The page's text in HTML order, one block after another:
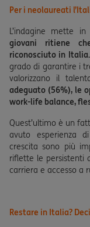
Per i neolaureati
L’indagine mette
giovani ritiene
riconosciuto in Italia.
grado di garantire i
valorizzano il
adeguato (56%), le
work-life balance,
Quest’ultimo è un
avuto esperienza
crescita sono più
riflette le persistenti
carriera e accesso a
Restare in Italia?